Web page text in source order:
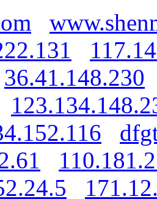
36.41.148.230